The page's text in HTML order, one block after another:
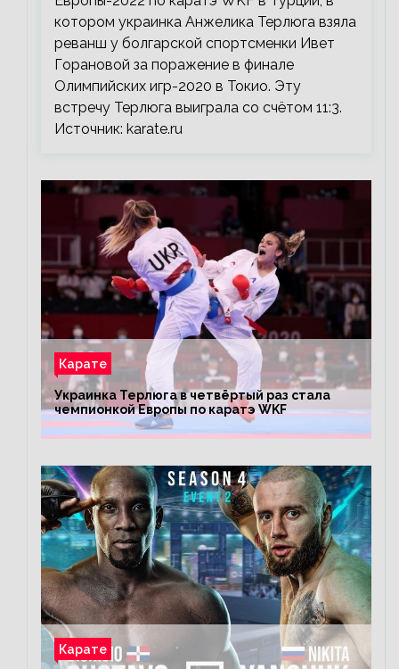
котором украинка Анжелика Терлюга взяла
реванш у болгарской спортсменки Ивет
Горановой за поражение в финале
Олимпийских игр-2020 в Токио. Эту
встречу Терлюга выиграла со счётом 11:3.
Источник: karate.ru
Карате
Украинка Терлюга в четвёртый раз стала
чемпионкой Европы по каратэ WKF
Карате